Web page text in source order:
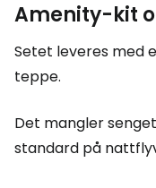
Amenity-kit
Setet leveres med
teppe.
Det mangler
standard på